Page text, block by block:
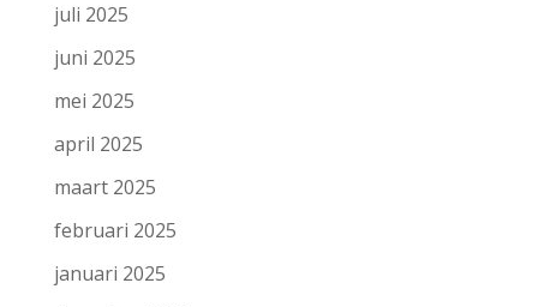
juli 2025
juni 2025
mei 2025
april 2025
maart 2025
februari 2025
januari 2025